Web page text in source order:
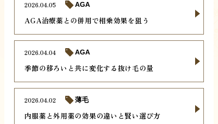
AGA治療薬との併用で相乗効果を狙う
2026.04.05 AGA
季節の移ろいと共に変化する抜け毛の量
2026.04.04 AGA
内服薬と外用薬の効果の違いと賢い選び方
2026.04.02 薄毛